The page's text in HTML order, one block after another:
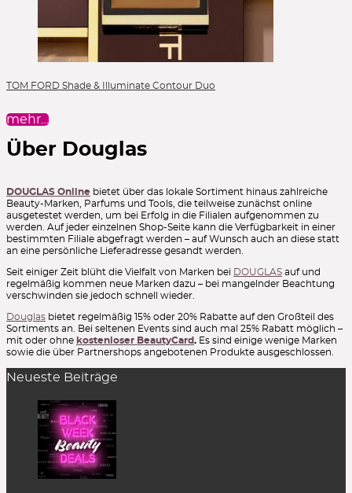
TOM FORD Shade & Illuminate Contour Duo
mehr…
Über Douglas
DOUGLAS Online bietet über das lokale Sortiment hinaus zahlreiche
Beauty-Marken, Parfums und Tools, die teilweise zunächst online
ausgetestet werden, um bei Erfolg in die Filialen aufgenommen zu
werden. Auf jeder einzelnen Shop-Seite kann die Verfügbarkeit in einer
bestimmten Filiale abgefragt werden – auf Wunsch auch an diese statt
an eine persönliche Lieferadresse gesandt werden.
Seit einiger Zeit blüht die Vielfalt von Marken bei DOUGLAS auf und
regelmäßig kommen neue Marken dazu – bei mangelnder Beachtung
verschwinden sie jedoch schnell wieder.
Douglas bietet regelmäßig 15% oder 20% Rabatte auf den Großteil des
Sortiments an. Bei seltenen Events sind auch mal 25% Rabatt möglich –
mit oder ohne kostenloser BeautyCard. Es sind einige wenige Marken
sowie die über Partnershops angebotenen Produkte ausgeschlossen.
Neueste Beiträge